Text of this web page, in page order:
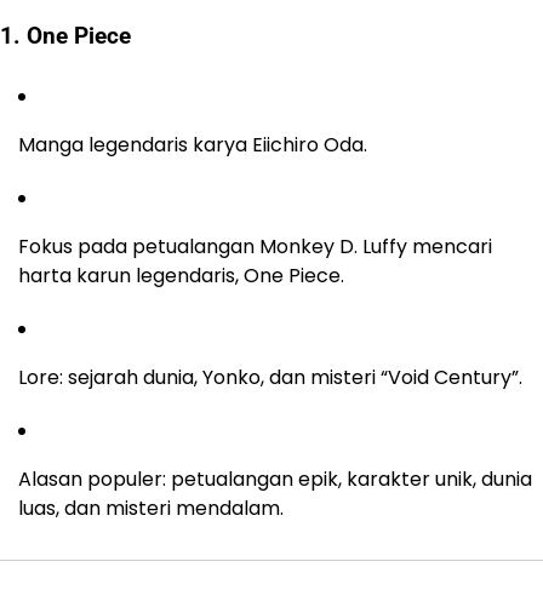
1. One Piece
Manga legendaris karya Eiichiro Oda.
Fokus pada petualangan Monkey D. Luffy mencari
harta karun legendaris, One Piece.
Lore: sejarah dunia, Yonko, dan misteri “Void Century”.
Alasan populer: petualangan epik, karakter unik, dunia
luas, dan misteri mendalam.